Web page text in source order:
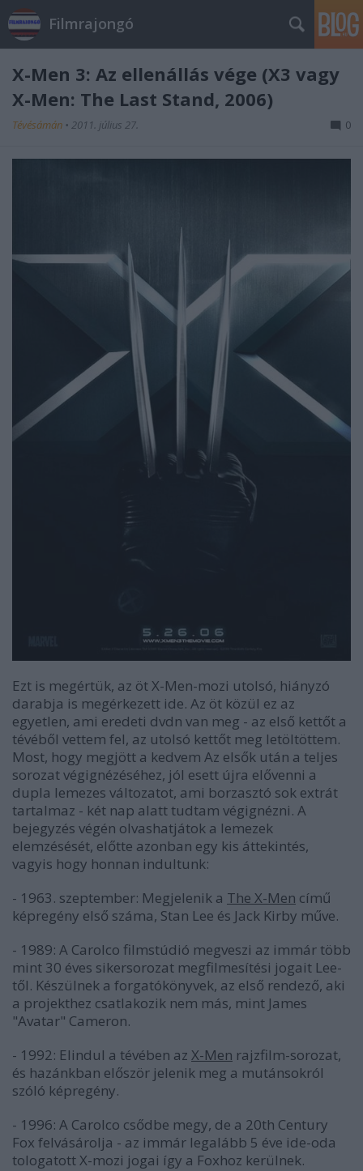
Filmrajongó
X-Men 3: Az ellenállás vége (X3 vagy
X-Men: The Last Stand, 2006)
Tévésámán • 2011. július 27. 0
Ezt is megértük, az ötX-Men-mozi utolsó, hiányzó
darabja is megérkezett ide. Az öt közül ez az
egyetlen, ami eredeti dvdn van meg - az első kettőt a
tévéből vettem fel, az utolsó kettőt meg letöltöttem.
Most, hogy megjött a kedvem Az elsők után a teljes
sorozat végignézéséhez, jól esett újra elővenni a
dupla lemezes változatot, ami borzasztó sok extrát
tartalmaz - két nap alatt tudtam végignézni. A
bejegyzés végén olvashatjátok a lemezek
elemzésését, előtte azonban egy kis áttekintés,
vagyis hogy honnan indultunk:
- 1963. szeptember: Megjelenik a The X-Men című
képregény első száma, Stan Lee és Jack Kirby műve.
- 1989: A Carolco filmstúdió megveszi az immár több
mint 30 éves sikersorozat megfilmesítési jogait Lee-
től. Készülnek a forgatókönyvek, az első rendező, aki
a projekthez csatlakozik nem más, mint James
"Avatar" Cameron.
- 1992: Elindul a tévében az X-Men rajzfilm-sorozat,
és hazánkban először jelenik meg a mutánsokról
szóló képregény.
- 1996: A Carolco csődbe megy, de a 20th Century
Fox felvásárolja - az immár legalább 5 éve ide-oda
tologatott X-mozi jogai így a Foxhoz kerülnek.